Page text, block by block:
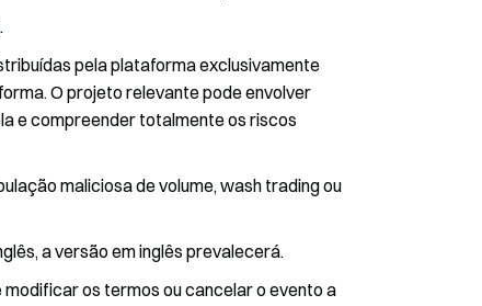
pela plataforma exclusivamente
O projeto relevante pode envolver
e compreender totalmente os riscos
maliciosa de volume, wash trading ou
a versão em inglês prevalecerá.
os termos ou cancelar o evento a